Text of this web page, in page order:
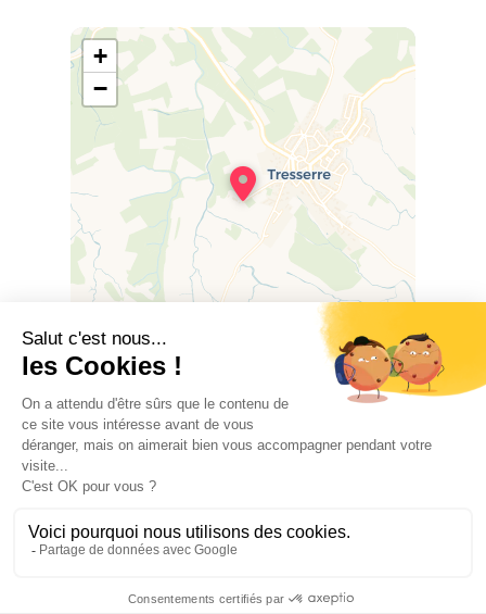
+
−
OSM©CARTO
Chemin des Coulouminettes, 66300
TRESSERRE